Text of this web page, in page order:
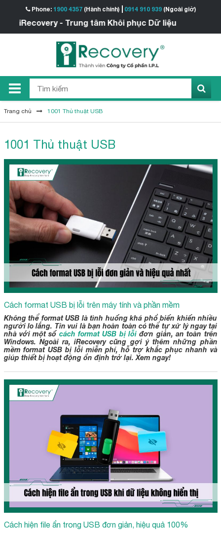
Phone: 1900 4357(Hành chính) 0914 910 939(Ngoài giờ)
- Trung tâm Khôi phục Dữ liệu
Trang chủ 1001 Thủ thuật USB
1001 Thủ thuật USB
Cách format USB bị lỗi trên máy tính và phần mềm
Không thể format USB là tình huống khá phổ biến khiến nhiều
người lo lắng. Tin vui là bạn hoàn toàn có thể tự xử lý ngay tại
nhà với một số cách format USB bị lỗiđơn giản, an toàn trên
Windows. Ngoài ra, iRecovery cũng gợi ý thêm những phần
mềm format USB bị lỗi miễn phí, hỗ trợ khắc phục nhanh và
giúp thiết bị hoạt động ổn định trở lại. Xem ngay!
Cách hiện file ẩn trong USB đơn giản, hiệu quả 100%